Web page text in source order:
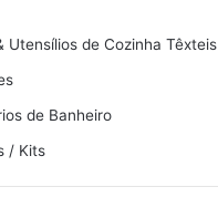
Utensílios de Cozinha Têxteis
de Banheiro
/ Kits